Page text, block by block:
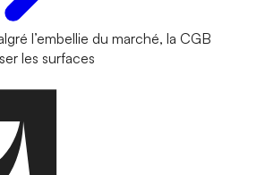
l’embellie du marché, la CGB
les surfaces